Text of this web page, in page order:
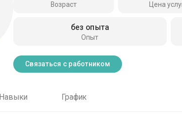
Возраст Цена
Опыт
без опыта
Связаться с работником
Навыки График